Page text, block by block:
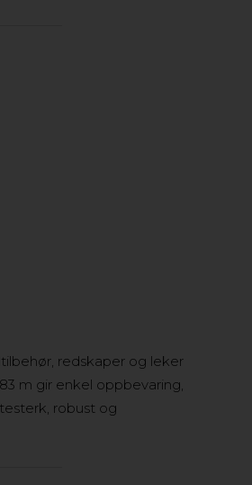
redskaper og leker
m gir enkel oppbevaring,
robust og